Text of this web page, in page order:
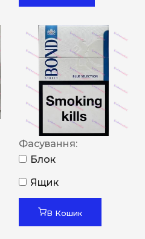
Фасування:
Блок
Ящик
В Кошик